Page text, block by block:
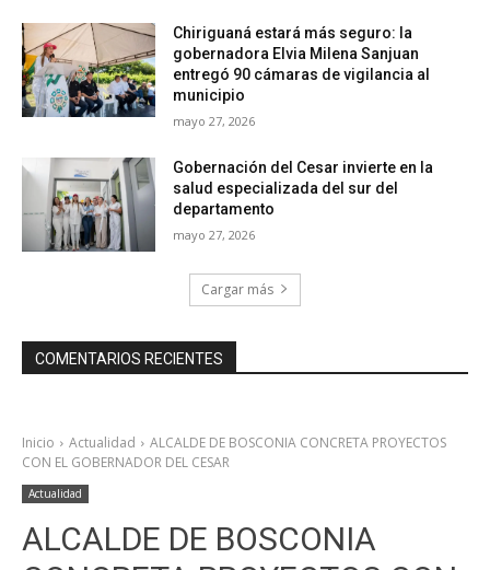
Chiriguaná estará más seguro: la
gobernadora Elvia Milena Sanjuan
entregó 90 cámaras de vigilancia al
municipio
mayo 27, 2026
Gobernación del Cesar invierte en la
salud especializada del sur del
departamento
mayo 27, 2026
Cargar más
COMENTARIOS RECIENTES